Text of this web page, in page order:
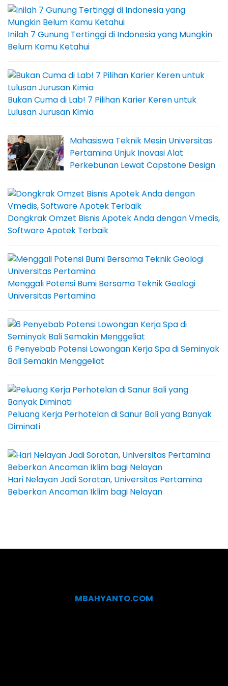
Inilah 7 Gunung Tertinggi di Indonesia yang Mungkin
Belum Kamu Ketahui
Bukan Cuma di Lab! 7 Pilihan Karier Keren untuk
Lulusan Jurusan Kimia
Mahasiswa Teknik Mesin Universitas
Pertamina Unjuk Inovasi Alat
Perkebunan Lewat Capstone Design
Dongkrak Omzet Bisnis Apotek Anda dengan Vmedis,
Software Apotek Terbaik
Menggali Potensi Bumi Bersama Teknik Geologi
Universitas Pertamina
6 Penyebab Potensi Lowongan Kerja Spa di Seminyak
Bali Semakin Menggeliat
Peluang Kerja Perhotelan di Sanur Bali yang Banyak
Diminati
Hari Nelayan Jadi Sorotan, Universitas Pertamina
Beberkan Ancaman Iklim bagi Nelayan
MBAHYANTO.COM